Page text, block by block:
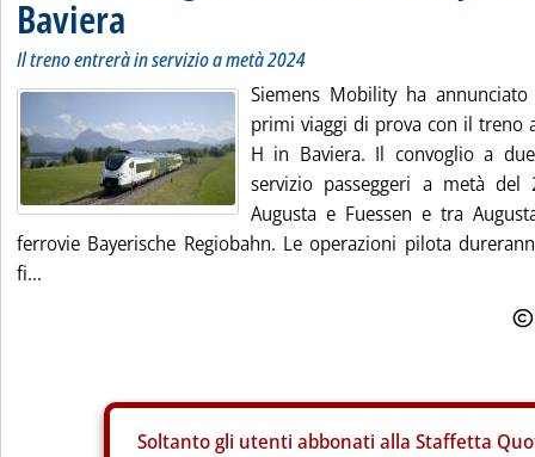
Baviera
Il treno entrerà in servizio a metà 2024
Siemens Mobility ha
primi viaggi di prova con il treno
H in Baviera. Il convoglio a
servizio passeggeri a metà
Augusta e Fuessen e tra
ferrovie Bayerische Regiobahn. Le operazioni pilota
fi...
Soltanto gli utenti abbonati alla Staffetta